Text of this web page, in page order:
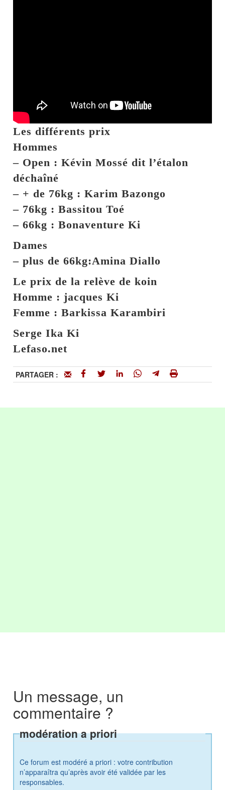
Les différents prix
Hommes
– Open : Kévin Mossé dit l’étalon
déchaîné
– + de 76kg : Karim Bazongo
– 76kg : Bassitou Toé
– 66kg : Bonaventure Ki
Dames
– plus de 66kg:Amina Diallo
Le prix de la relève de koin
Homme : jacques Ki
Femme : Barkissa Karambiri
Serge Ika Ki
Lefaso.net
PARTAGER :
Un message, un
commentaire ?
modération a priori
Ce forum est modéré a priori : votre contribution
n’apparaîtra qu’après avoir été validée par les
responsables.